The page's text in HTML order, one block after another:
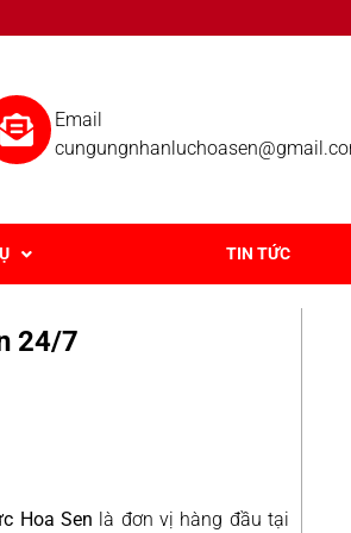
Email
TIN TỨC
24/7
Hoa Sen là đơn vị hàng đầu tại